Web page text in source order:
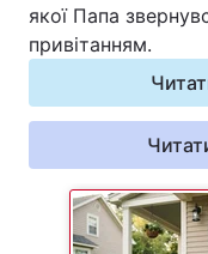
Реклама на
Моніторинг
якої Папа
привітанням.